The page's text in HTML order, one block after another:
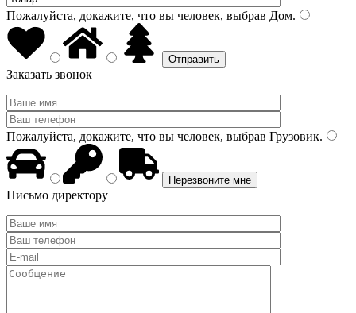
Пожалуйста, докажите, что вы человек, выбрав Дом.
Заказать звонок
Пожалуйста, докажите, что вы человек, выбрав Грузовик.
Письмо директору